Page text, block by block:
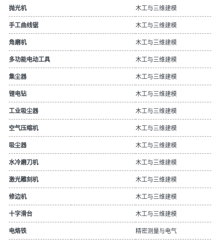
抛光机 木工与三维建模
手工曲线锯 木工与三维建模
角磨机 木工与三维建模
多功能电动工具 木工与三维建模
集尘器 木工与三维建模
锂电钻 木工与三维建模
工业吸尘器 木工与三维建模
空气压缩机 木工与三维建模
吸尘器 木工与三维建模
水冷磨刀机 木工与三维建模
激光雕刻机 木工与三维建模
修边机 木工与三维建模
十字滑台 木工与三维建模
电烙铁 精密测量与电气